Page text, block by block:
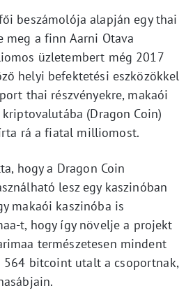
beszámolója alapján egy thai
meg a finn Aarni Otava
üzletembert még 2017
helyi befektetési eszközökkel
thai részvényekre, makaói
(Dragon Coin)
rá a fiatal milliomost.
hogy a Dragon Coin
lesz egy kaszinóban
makaói kaszinóba is
t, hogy így növelje a projekt
természetesen mindent
564 bitcoint utalt a csoportnak,